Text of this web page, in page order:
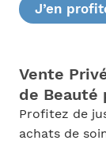
J’en
Vente
de Beauté
Profitez de
achats de